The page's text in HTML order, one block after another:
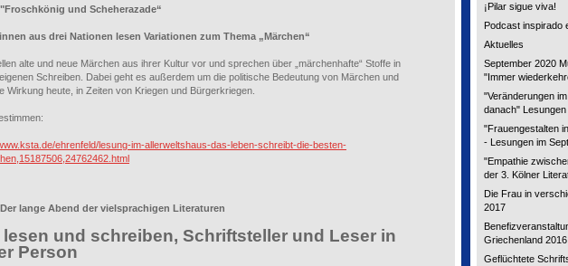
und Scheherazade“
aus drei Nationen lesen Variationen zum Thema „Märchen“
alte und neue Märchen aus ihrer Kultur vor und sprechen über „märchenhafte“ Stoffe in
Schreiben. Dabei geht es außerdem um die politische Bedeutung von Märchen und
Wirkung heute, in Zeiten von Kriegen und Bürgerkriegen.
ehrenfeld/lesung-im-allerweltshaus-das-leben-schreibt-die-besten-
lange Abend der vielsprachigen Literaturen
lesen und schreiben, Schriftsteller und Leser in
Person
¡Pilar sigue viva!
Podcast inspirado
Aktuelles
September 2020
"Immer
"Veränderungen
danach"
"Frauengestalten
- Lesungen im
"Empathie
der 3. Kölner
Die Frau in
2017
Griechenland 2016
Geflüchtete